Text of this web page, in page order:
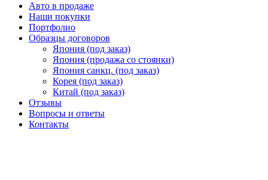
Авто в продаже
Наши покупки
Портфолио
Образцы договоров
Япония (под заказ)
Япония (продажа со стоянки)
Япония санкц. (под заказ)
Корея (под заказ)
Китай (под заказ)
Отзывы
Вопросы и ответы
Контакты